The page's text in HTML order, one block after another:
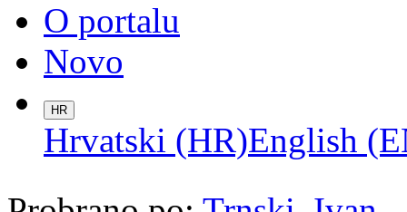
O portalu
Novo
HR
Hrvatski (HR)English